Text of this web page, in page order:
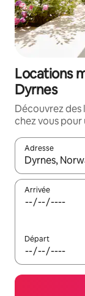
Locations
Dyrnes
Découvrez des
chez vous pour
Adresse
Lorsque les
Arrivée
Départ